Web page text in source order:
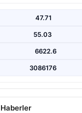
47.71
55.03
6622.6
3086176